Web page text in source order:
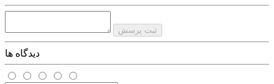
ثبت پرسش
دیدگاه ها